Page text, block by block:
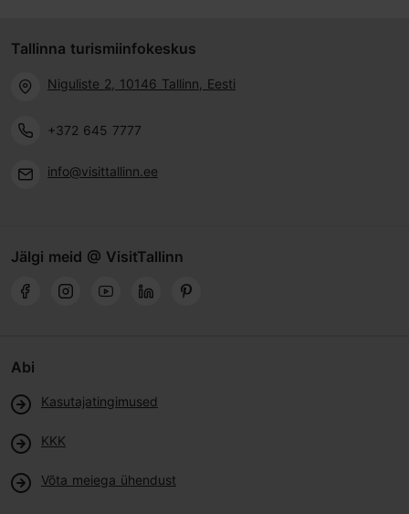
Tallinna turismiinfokeskus
Niguliste 2, 10146 Tallinn, Eesti
+372 645 7777
info@visittallinn.ee
Jälgi meid @ VisitTallinn
Abi
Kasutajatingimused
KKK
Võta meiega ühendust